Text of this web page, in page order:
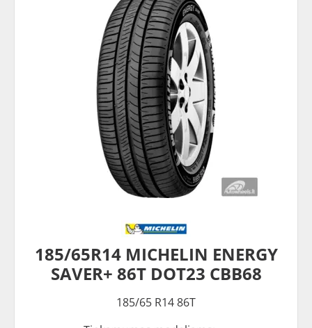
185/65R14 MICHELIN ENERGY
SAVER+ 86T DOT23 CBB68
185/65 R14 86T